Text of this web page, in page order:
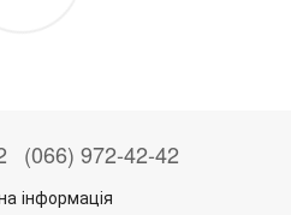
(066) 972-42-42
інформація